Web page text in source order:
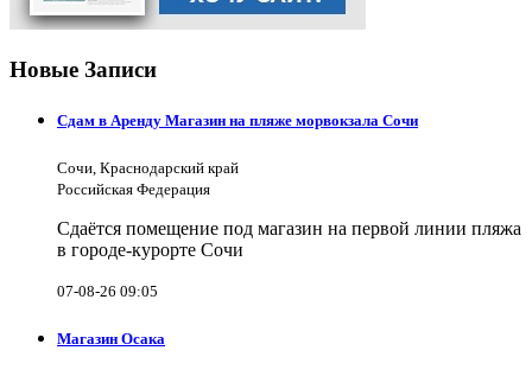
Новые Записи
Сдам в Аренду Магазин на пляже морвокзала Сочи
Сочи, Краснодарский край
Российская Федерация
Сдаётся помещение под магазин на первой линии пляжа
в городе-курорте Сочи
07-08-26 09:05
Магазин Осака